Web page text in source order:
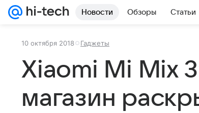
Новости Обзоры Статьи
10 октября 2018 Гаджеты
Xiaomi Mi Mix
магазин